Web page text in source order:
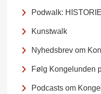
Podwalk:
Kunstwalk
Nyhedsbrev om
Følg Kongelunden
Podcasts om